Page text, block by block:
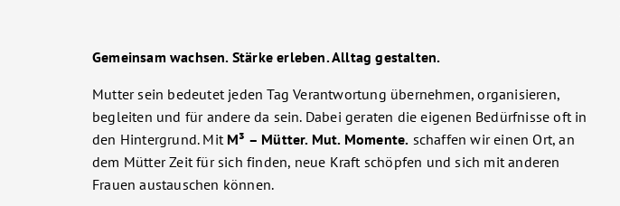
Gemeinsam wachsen. Stärke erleben. Alltag gestalten.
Mutter sein bedeutet jeden Tag Verantwortung übernehmen, organisieren,
begleiten und für andere da sein. Dabei geraten die eigenen Bedürfnisse oft in
den Hintergrund. Mit M³ – Mütter. Mut. Momente. schaffen wir einen Ort, an
dem Mütter Zeit für sich finden, neue Kraft schöpfen und sich mit anderen
Frauen austauschen können.